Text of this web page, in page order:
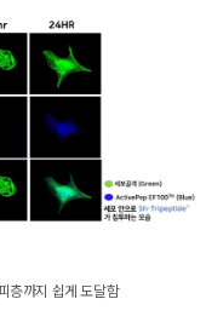
층까지 쉽게 도달함